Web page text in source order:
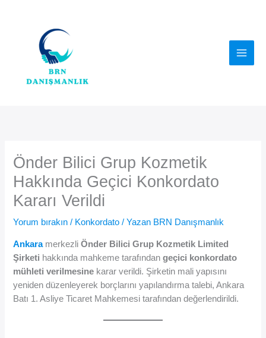
Önder Bilici Grup Kozmetik
Hakkında Geçici Konkordato
Kararı Verildi
Yorum bırakın / Konkordato / Yazan BRN Danışmanlık
Ankara merkezliÖnder Bilici Grup Kozmetik Limited
Şirketi hakkında mahkeme tarafındangeçici konkordato
mühleti verilmesine karar verildi. Şirketin mali yapısını
yeniden düzenleyerek borçlarını yapılandırma talebi, Ankara
Batı 1. Asliye Ticaret Mahkemesi tarafından değerlendirildi.